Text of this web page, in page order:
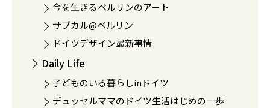
今を生きるベルリンのアート
サブカル@ベルリン
ドイツデザイン最新事情
Daily Life
子どものいる暮らしinドイツ
デュッセルママのドイツ生活はじめの一歩